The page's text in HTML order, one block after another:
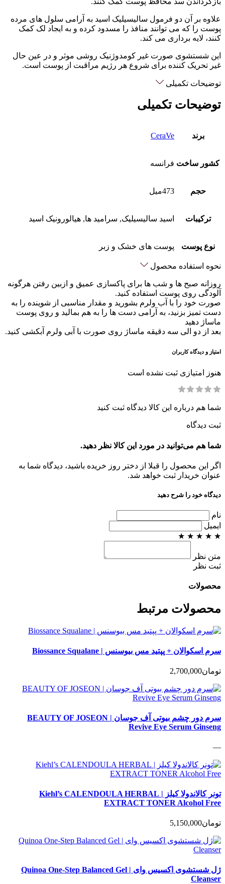
علاوه بر آن دو فرمول سالیسیلیک اسید به آرامی سلول های مرده
پوست را که می توانند منافذ را مسدود کرده و به ایجاد لک کمک
کنند، لایه برداری می کند.
این شستشوی صورت غیر کومدوژنیک روشی موثر و در عین حال
غیر تحریک کننده برای شروع هر رژیم مراقبت از پوست است.
توضیحات تکمیلی
توضیحات تکمیلی
برند CeraVe
کشور ساخت فرانسه
حجم 473میل
ترکیبات اسید سالیسیلیک, سرامید ها, هیالورونیک اسید
نوع پوست پوست های خشک و زبر
نحوه استفاده محصول
روزانه صبح ها و شب ها برای پاکسازی عمیق و ازبین رفتن هرگونه
آلودگی روی پوست استفاده کنید.
صورت خود را با آب ولرم بشورید و مقدار مناسبی از شوینده را به
دست تمیز بزنید، به آرامی دست ها را به هم بمالید و روی پوست
ماساژ دهید‌
بعد از دو الی سه دقیقه ماساژ روی صورت با آبی ولرم آبکشی کنید.
امتیاز و دیدگاه کاربران
هنوز امتیازی ثبت نشده است
شما هم درباره این کالا دیدگاه ثبت کنید
ثبت دیدگاه
شما هم می‌توانید در مورد این کالا نظر دهید.
اگر این محصول را قبلا از دختر روز خریده باشید، دیدگاه شما به
عنوان خریدار ثبت خواهد شد.
دیدگاه خود را شرح دهید
نام
ایمیل
★
★
★
★
★
متن نظر
ثبت نظر
محصولات
محصولات مرتبط
سرم اسکوالان + پپتید مس بیوسنس | Biossance Squalane
تومان2,700,000
سرم دور چشم بیوتی آف جوسان | BEAUTY OF JOSEON
Revive Eye Serum Ginseng
—
تونر کالاندولا کیلز | Kiehl’s CALENDOULA HERBAL
EXTRACT TONER Alcohol Free
تومان5,150,000
ژل شستشوی اکسیس وای | Quinoa One-Step Balanced Gel
Cleanser